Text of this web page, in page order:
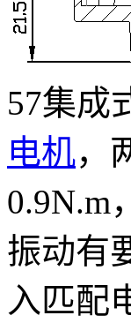
57集成
电机，
0.9N.m
振动有
入匹配